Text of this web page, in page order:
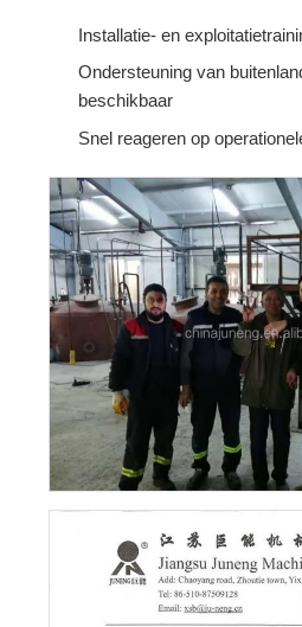
Installatie- en
Ondersteuning van
beschikbaar
Snel reageren op